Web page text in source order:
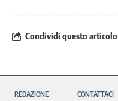
Condividi questo articolo
REDAZIONE CONTATTACI